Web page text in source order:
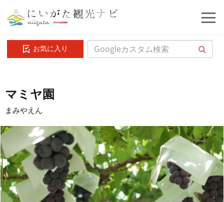
お気に入り
マミヤ園
まみやえん